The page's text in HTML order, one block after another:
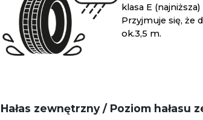
klasa E
Przyjmuje się, że
ok.3,5 m.
Hałas zewnętrzny / Poziom hałasu